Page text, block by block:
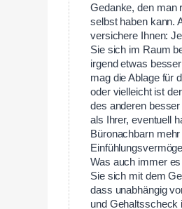
Gedanke, den man
selbst haben kann.
versichere Ihnen:
Sie sich im Raum
irgend etwas
mag die Ablage für
oder vielleicht ist
des anderen
als Ihrer, eventuell
Büronachbarn mehr
Was auch immer
Sie sich mit dem
dass unabhängig
und Gehaltsscheck